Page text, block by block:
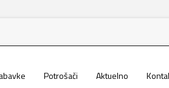
Potrošači Aktuelno